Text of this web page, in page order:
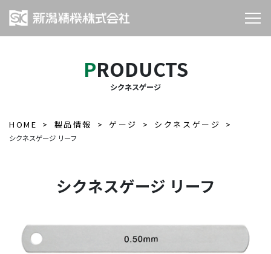
PRODUCTS
シクネスゲージ
HOME 製品情報 ゲージ シクネスゲージ
シクネスゲージ リーフ
シクネスゲージ リーフ